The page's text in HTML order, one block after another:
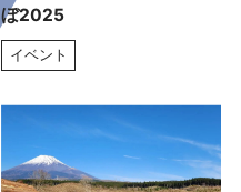
ぼ2025
イベント